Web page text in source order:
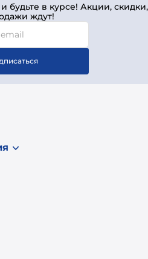
будьте в курсе! Акции, скидки,
ждут!